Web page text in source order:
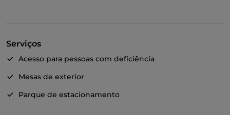
Serviços
Acesso para pessoas com deficiência
Mesas de exterior
Parque de estacionamento